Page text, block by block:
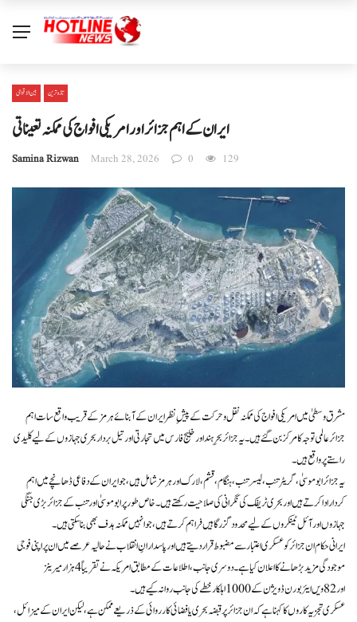
بین الا قوامی تازہ ترین
ایران کے اہم جزائر اور امریکی افواج کی ممکنہ تعیناتی
Samina Rizwan March 28, 2026 0 129
مشرق وسطیٰ میں امریکی افواج کی ممکنہ نقل و حرکت کے پیشِ نظر ایران کے آبنائے ہرمز کے قریب واقع سات اہم
جزائر عالمی توجہ کا مرکز بن گئے ہیں۔ یہ جزائر بحرِ ہند اور خلیج فارس میں تجارتی اور تیل بردار بحری جہازوں کے لیے کلیدی
راستے پر واقع ہیں۔
یہ جزائر ابو موسیٰ، گریٹر تنب، لیسر تنب، ہنگام، قشم، لارک اور ہرمز شامل ہیں، جو ایران کے دفاعی ڈھانچے میں اہم
کردار ادا کرتے ہیں اور بحری ٹریفک کی نگرانی کی صلاحیت رکھتے ہیں۔ خاص طور پر ابو موسیٰ اور تنب کے جزائر بڑی جنگی
جہازوں اور آئل ٹینکروں کے لیے محدود گزرگاہیں فراہم کرتے ہیں، جو انہیں ممکنہ ہدف بھی بنا سکتی ہیں۔
ایرانی حکام ان جزائر کو عسکری اعتبار سے مضبوط قرار دیتے ہیں اور پاسدارانِ انقلاب نے حالیہ عرصے میں ان پر اپنی فوجی
موجودگی مزید بڑھانے کا اعلان کیا ہے۔ دوسری جانب، اطلاعات کے مطابق امریکہ نے تقریباً 4 ہزار میرینز
اور 82ویں ایئربورن ڈویژن کے 1000 اہلکار خطے کی جانب روانہ کیے ہیں۔
عسکری تجزیہ کاروں کا کہنا ہے کہ ان جزائر پر قبضہ بحری یا فضائی کارروائی کے ذریعے ممکن ہے، لیکن ایران کے میزائل،